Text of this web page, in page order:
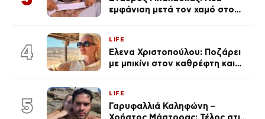
εμφάνιση μετά τον χαμό στο
4
LIFE
Έλενα Χριστοπούλου: Ποζάρει
με μπικίνι στον καθρέφτη και
καθεμία…» (Βίντεο)
5
LIFE
Γαρυφαλλιά Καληφώνη –